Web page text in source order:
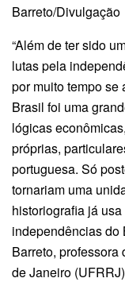
Barreto/Divulgação
“Além de ter sido
lutas pela
por muito tempo
Brasil foi uma
lógicas
próprias,
portuguesa. Só
tornariam uma
historiografia já
independências do
Barreto,
de Janeiro